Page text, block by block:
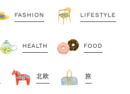
FASHION LIFESTYLE
HEALTH FOOD
北欧 旅